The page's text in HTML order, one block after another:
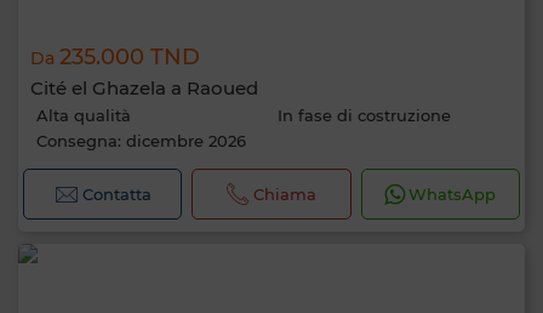
Da 235.000 TND
Cité el Ghazela a Raoued
Alta qualità
In fase di costruzione
Consegna: dicembre 2026
Contatta Chiama WhatsApp